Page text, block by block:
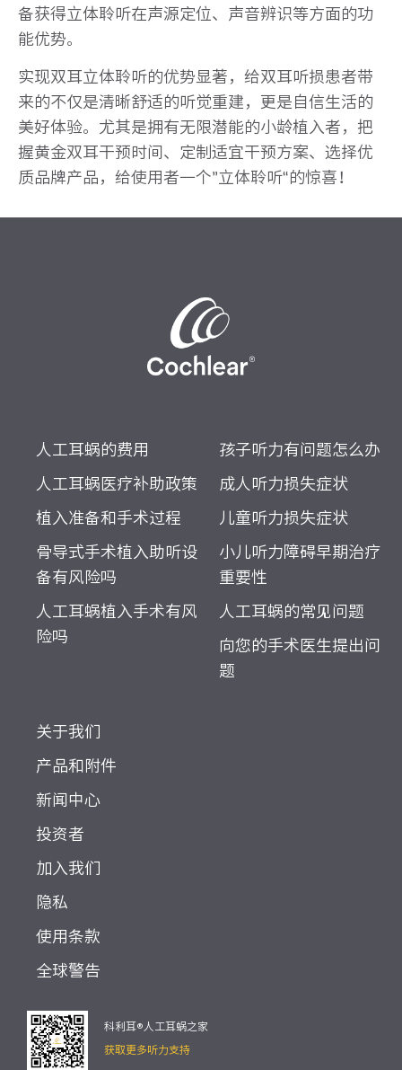
备获得立体聆听在声源定位、声音辨识等方面的功
能优势。
实现双耳立体聆听的优势显著，给双耳听损患者带
来的不仅是清晰舒适的听觉重建，更是自信生活的
美好体验。尤其是拥有无限潜能的小龄植入者，把
握黄金双耳干预时间、定制适宜干预方案、选择优
质品牌产品，给使用者一个”立体聆听“的惊喜！
人工耳蜗的费用
人工耳蜗医疗补助政策
植入准备和手术过程
骨导式手术植入助听设
备有风险吗
人工耳蜗植入手术有风
险吗
孩子听力有问题怎么办
成人听力损失症状
儿童听力损失症状
小儿听力障碍早期治疗
重要性
人工耳蜗的常见问题
向您的手术医生提出问
题
关于我们
产品和附件
新闻中心
投资者
加入我们
隐私
使用条款
全球警告
科利耳®人工耳蜗之家
获取更多听力支持